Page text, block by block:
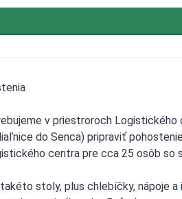
v priestroroch Logistického
do Senca) pripraviť
centra pre cca 25 osôb so
stoly, plus chlebíčky, nápoje a